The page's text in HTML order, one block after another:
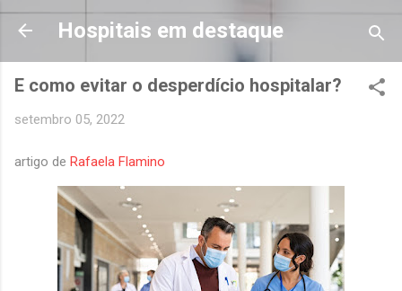
Pular para o conteúdo principal
Hospitais em destaque
E como evitar o desperdício hospitalar?
setembro 05, 2022
artigo de Rafaela Flamino